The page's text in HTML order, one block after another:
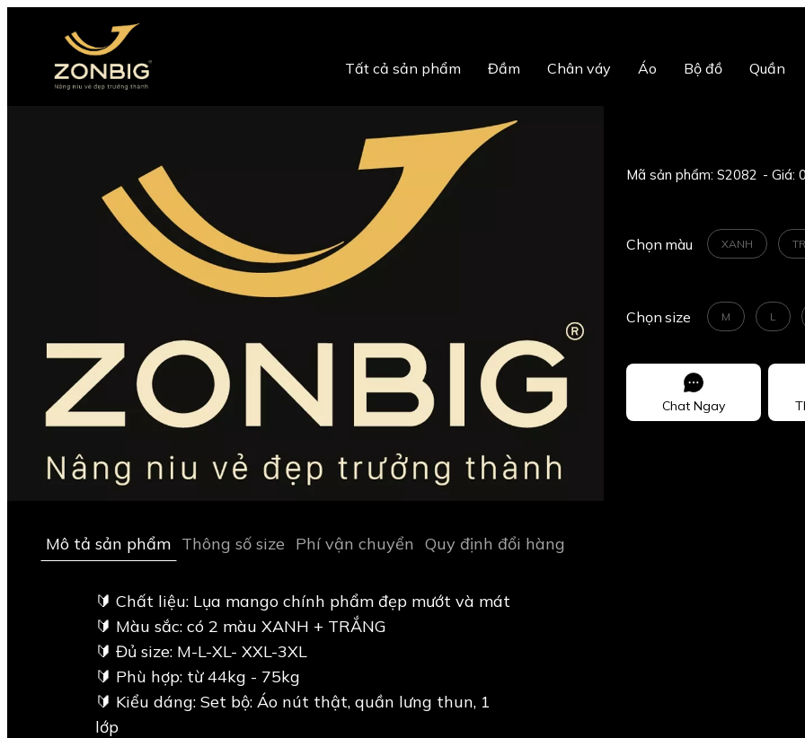
Tất cả sản phẩm Đầm Chân váy Áo Bộ đồ Quần
XANH
M L
size
màu
Chọn
Chọn
Chat Ngay
Mã sản phẩm: S2082
Mô tả sản phẩm Thông số size Phí vận chuyển Quy định đổi hàng
🔰 Chất liệu: Lụa mango chính phẩm đẹp mướt và mát
🔰 Màu sắc: có 2 màu XANH + TRẮNG
🔰 Đủ size: M-L-XL- XXL-3XL
🔰 Phù hợp: từ 44kg - 75kg
🔰 Kiểu dáng: Set bộ: Áo nút thật, quần lưng thun, 1
lớp